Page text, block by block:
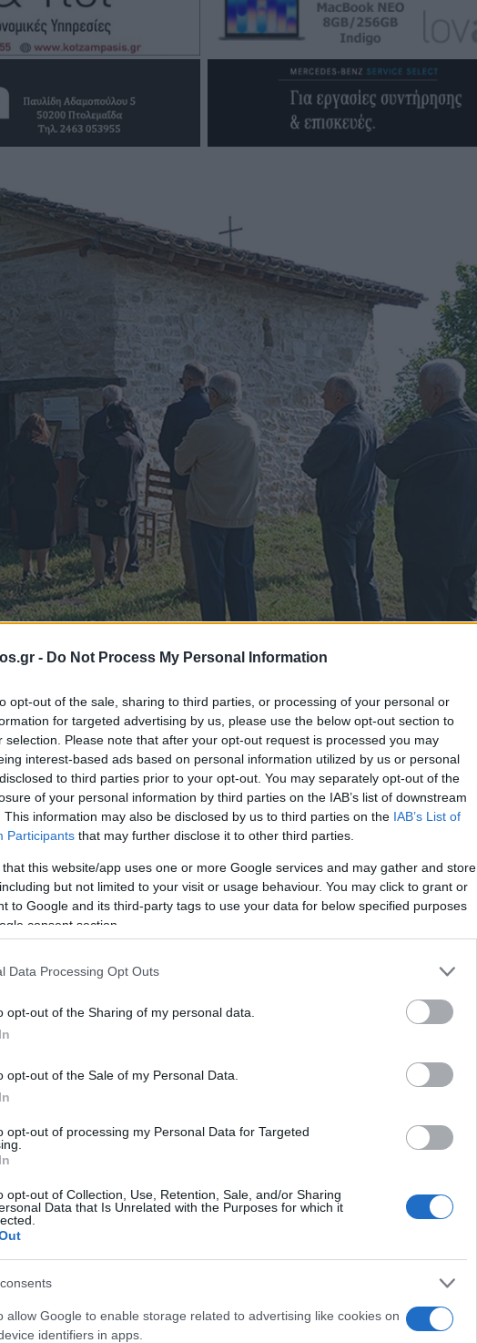
- Do Not Process My Personal Information
opt-out of the sale, sharing to third parties, or processing of your personal or
for targeted advertising by us, please use the below opt-out section to
selection. Please note that after your opt-out request is processed you may
interest-based ads based on personal information utilized by us or personal
to third parties prior to your opt-out. You may separately opt-out of the
of your personal information by third parties on the IAB’s list of downstream
This information may also be disclosed by us to third parties on the IAB’s List of
Participants that may further disclose it to other third parties.
that this website/app uses one or more Google services and may gather and store
but not limited to your visit or usage behaviour. You may click to grant or
to Google and its third-party tags to use your data for below specified purposes
consent section.
Data Processing Opt Outs
opt-out of the Sharing of my personal data.
opt-out of the Sale of my Personal Data.
opt-out of processing my Personal Data for Targeted
opt-out of Collection, Use, Retention, Sale, and/or Sharing
Data that Is Unrelated with the Purposes for which it
allow Google to enable storage related to advertising like cookies on
identifiers in apps.
τελέστηκε στον
Ι.Ν. Αγ.
και μάθετε πρώτοι όλες τις ειδήσεις!
την εορτή της Ανακομιδής των
Αγ. Νικολάου, πραγματοποιήθηκε
20 Μαΐου θεία Λειτουργία στον
αποκατεστημένο Ι.Ν. Αγίου Νικολάου